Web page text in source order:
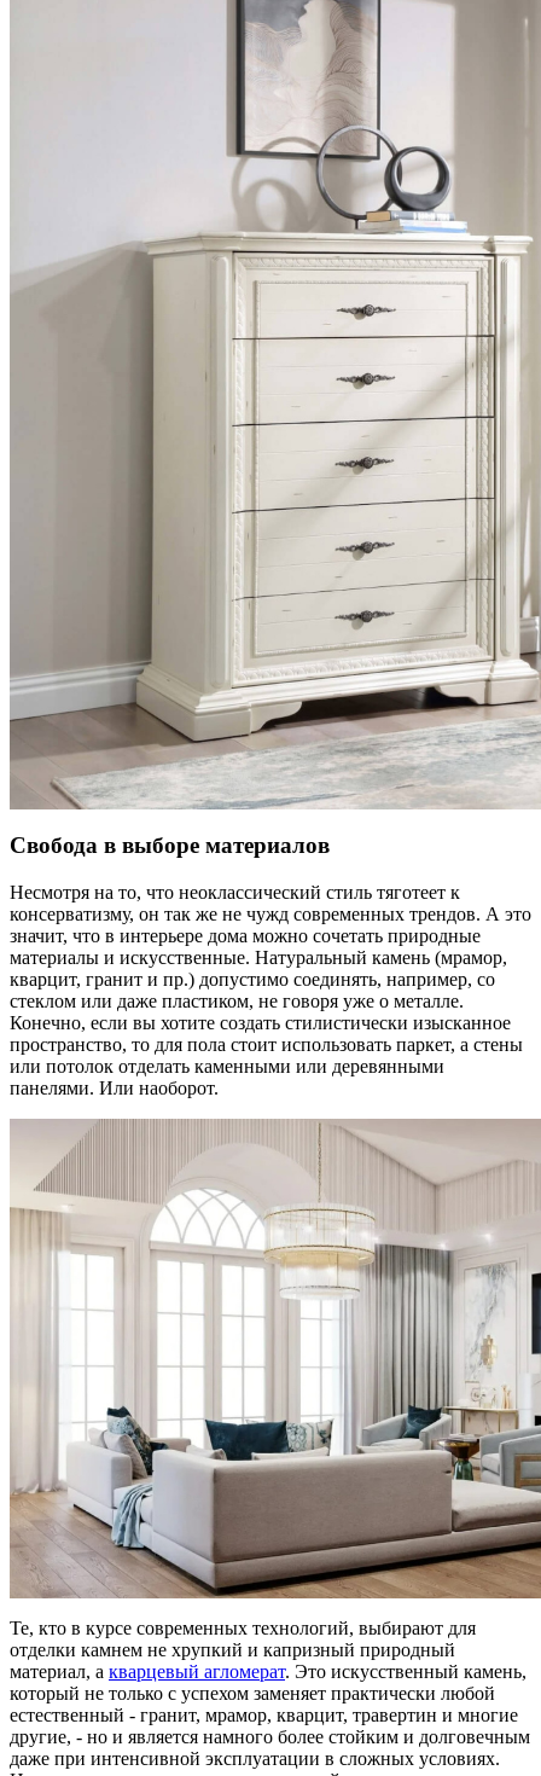
Свобода в выборе материалов
Несмотря на то, что неоклассический стиль тяготеет к
консерватизму, он так же не чужд современных трендов. А это
значит, что в интерьере дома можно сочетать природные
материалы и искусственные. Натуральный камень (мрамор,
кварцит, гранит и пр.) допустимо соединять, например, со
стеклом или даже пластиком, не говоря уже о металле.
Конечно, если вы хотите создать стилистически изысканное
пространство, то для пола стоит использовать паркет, а стены
или потолок отделать каменными или деревянными
панелями. Или наоборот.
Те, кто в курсе современных технологий, выбирают для
отделки камнем не хрупкий и капризный природный
материал, а кварцевый агломерат. Это искусственный камень,
который не только с успехом заменяет практически любой
естественный - гранит, мрамор, кварцит, травертин и многие
другие, - но и является намного более стойким и долговечным
даже при интенсивной эксплуатации в сложных условиях.